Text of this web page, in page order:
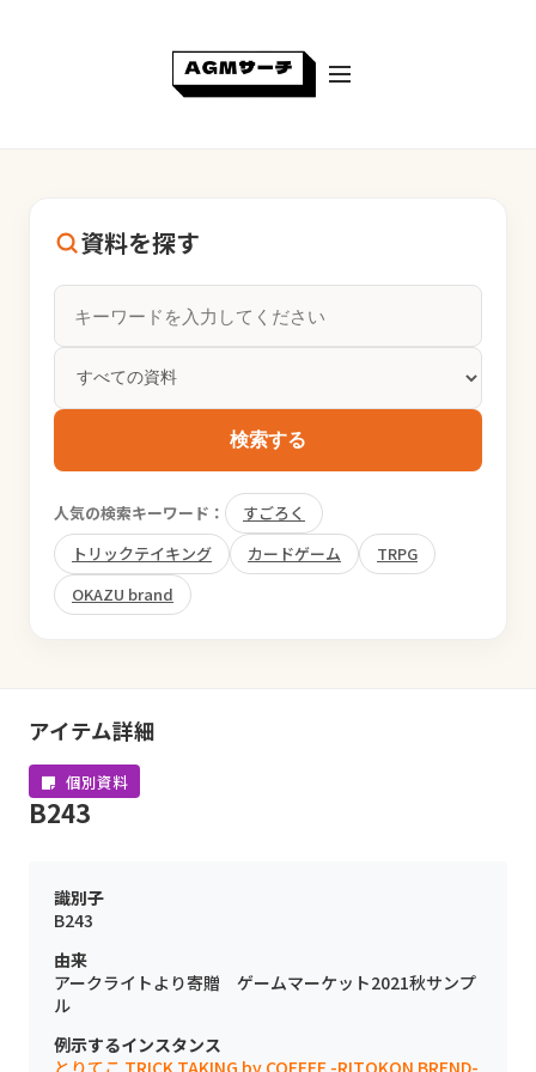
資料を探す
検索する
人気の検索キーワード：
すごろく
トリックテイキング
カードゲーム
TRPG
OKAZU brand
アイテム詳細
個別資料
B243
識別子
B243
由来
アークライトより寄贈 ゲームマーケット2021秋サンプ
ル
例示するインスタンス
とりてこ TRICK TAKING by COFFEE -RITOKON BREND-